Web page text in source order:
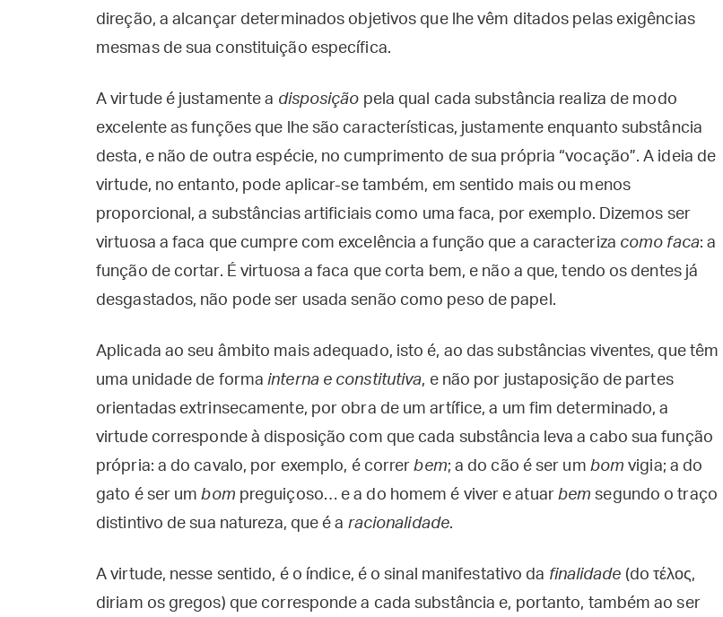
direção, a alcançar determinados objetivos que lhe vêm ditados pelas exigências
mesmas de sua constituição específica.
A virtude é justamente a disposição pela qual cada substância realiza de modo
excelente as funções que lhe são características, justamente enquanto substância
desta, e não de outra espécie, no cumprimento de sua própria “vocação”. A ideia de
virtude, no entanto, pode aplicar-se também, em sentido mais ou menos
proporcional, a substâncias artificiais como uma faca, por exemplo. Dizemos ser
virtuosa a faca que cumpre com excelência a função que a caracteriza como faca: a
função de cortar. É virtuosa a faca que corta bem, e não a que, tendo os dentes já
desgastados, não pode ser usada senão como peso de papel.
Aplicada ao seu âmbito mais adequado, isto é, ao das substâncias viventes, que têm
uma unidade de formainterna e constitutiva, e não por justaposição de partes
orientadas extrinsecamente, por obra de um artífice, a um fim determinado, a
virtude corresponde à disposição com que cada substância leva a cabo sua função
própria: a do cavalo, por exemplo, é correrbem; a do cão é ser um bom vigia; a do
gato é ser umbom preguiçoso… e a do homem é viver e atuar bem segundo o traço
distintivo de sua natureza, que é a racionalidade.
A virtude, nesse sentido, é o índice, é o sinal manifestativo da finalidade (do τέλος,
diriam os gregos) que corresponde a cada substância e, portanto, também ao ser